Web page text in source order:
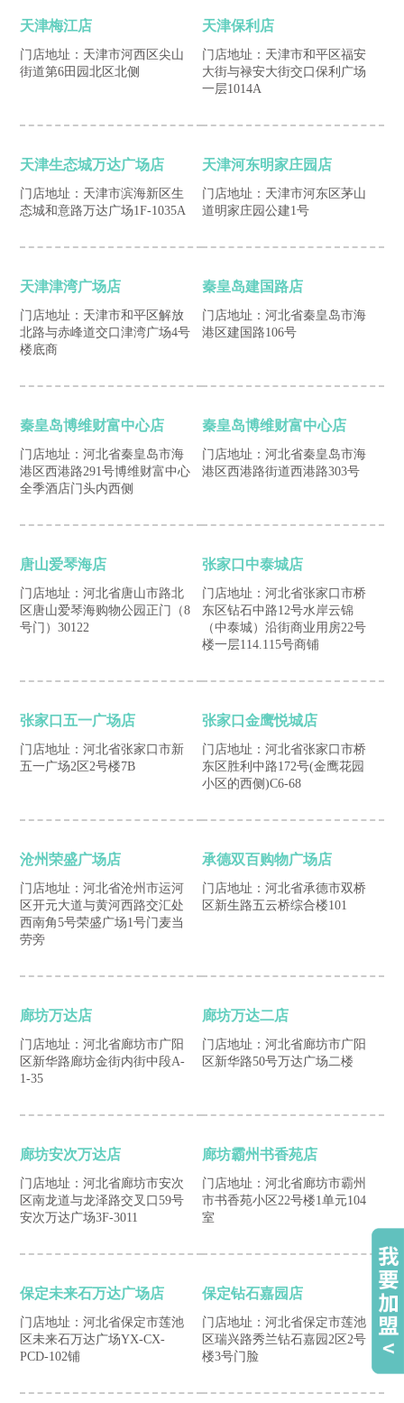
天津梅江店
门店地址：天津市河西区尖山
街道第6田园北区北侧
天津保利店
门店地址：天津市和平区福安
大街与禄安大街交口保利广场
一层1014A
天津生态城万达广场店
门店地址：天津市滨海新区生
态城和意路万达广场1F-1035A
天津河东明家庄园店
门店地址：天津市河东区茅山
道明家庄园公建1号
天津津湾广场店
门店地址：天津市和平区解放
北路与赤峰道交口津湾广场4号
楼底商
秦皇岛建国路店
门店地址：河北省秦皇岛市海
港区建国路106号
秦皇岛博维财富中心店
门店地址：河北省秦皇岛市海
港区西港路291号博维财富中心
全季酒店门头内西侧
秦皇岛博维财富中心店
门店地址：河北省秦皇岛市海
港区西港路街道西港路303号
唐山爱琴海店
门店地址：河北省唐山市路北
区唐山爱琴海购物公园正门（8
号门）30122
张家口中泰城店
门店地址：河北省张家口市桥
东区钻石中路12号水岸云锦
（中泰城）沿街商业用房22号
楼一层114.115号商铺
张家口五一广场店
门店地址：河北省张家口市新
五一广场2区2号楼7B
张家口金鹰悦城店
门店地址：河北省张家口市桥
东区胜利中路172号(金鹰花园
小区的西侧)C6-68
沧州荣盛广场店
门店地址：河北省沧州市运河
区开元大道与黄河西路交汇处
西南角5号荣盛广场1号门麦当
劳旁
承德双百购物广场店
门店地址：河北省承德市双桥
区新生路五云桥综合楼101
廊坊万达店
门店地址：河北省廊坊市广阳
区新华路廊坊金街内街中段A-
1-35
廊坊万达二店
门店地址：河北省廊坊市广阳
区新华路50号万达广场二楼
廊坊安次万达店
门店地址：河北省廊坊市安次
区南龙道与龙泽路交叉口59号
安次万达广场3F-3011
廊坊霸州书香苑店
门店地址：河北省廊坊市霸州
市书香苑小区22号楼1单元104
室
保定未来石万达广场店
门店地址：河北省保定市莲池
区未来石万达广场YX-CX-
PCD-102铺
保定钻石嘉园店
门店地址：河北省保定市莲池
区瑞兴路秀兰钻石嘉园2区2号
楼3号门脸